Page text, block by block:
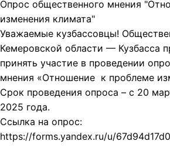
Опрос общественного мнения
изменения климата"
Уважаемые кузбассовцы!
Кемеровской области — Кузбасса
принять участие в проведении
мнения «Отношение к проблеме
Срок проведения опроса – с 20
2025 года.
Ссылка на опрос:
https://forms.yandex.ru/u/